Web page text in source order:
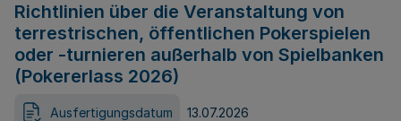
Richtlinien über die Veranstaltung von
terrestrischen, öffentlichen Pokerspielen
oder -turnieren außerhalb von Spielbanken
(Pokererlass 2026)
Ausfertigungsdatum 13.07.2026